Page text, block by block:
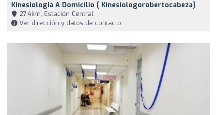
Kinesiologia A Domicilio ( Kinesiologorobertocabeza)
27,4km, Estación Central
Ver dirección y datos de contacto